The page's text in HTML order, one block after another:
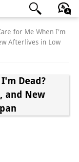
ミュニケ
Deutsch
for Me When I'm
Afterlives in Low
Dead?
and New